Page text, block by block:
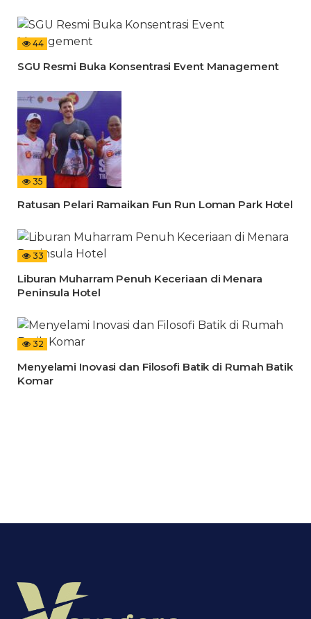
44
SGU Resmi Buka Konsentrasi Event Management
35
Ratusan Pelari Ramaikan Fun Run Loman Park Hotel
33
Liburan Muharram Penuh Keceriaan di Menara
Peninsula Hotel
32
Menyelami Inovasi dan Filosofi Batik di Rumah Batik
Komar